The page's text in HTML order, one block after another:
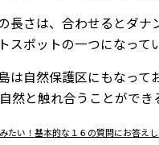
長さは、合わせるとダ
ポットの一つになって
は自然保護区にもなっ
然と触れ合うことができ
たい！基本的な１６の質問にお答え